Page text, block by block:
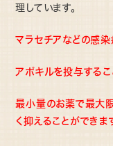
理しています。
マラセチアなどの感
アポキルを投与するこ
最小量のお薬で最大
く抑えることができま